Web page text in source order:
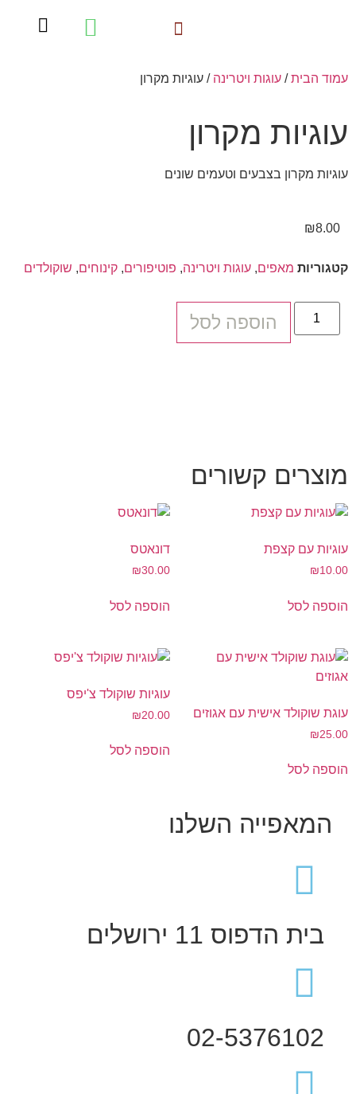
עמוד הבית/ עוגות ויטרינה / עוגיות מקרון
עוגיות מקרון
עוגיות מקרון בצבעים וטעמים שונים
₪8.00
קטגוריות מאפים, עוגות ויטרינה, פוטיפורים, קינוחים, שוקולדים
הוספה לסל
מוצרים קשורים
עוגיות עם קצפת
₪10.00
הוספה לסל
דונאטס
₪30.00
הוספה לסל
עוגת שוקולד אישית עם אגוזים
₪25.00
הוספה לסל
עוגיות שוקולד צ'יפס
₪20.00
הוספה לסל
המאפייה השלנו
בית הדפוס 11 ירושלים
02-5376102